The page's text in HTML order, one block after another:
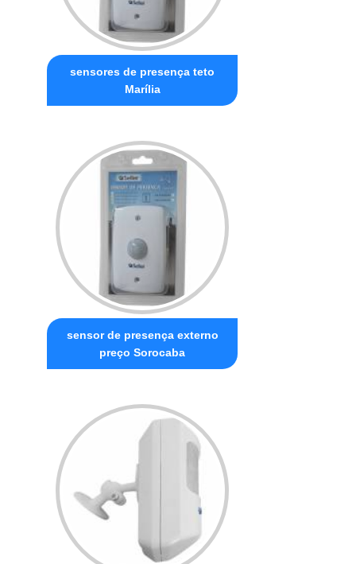
sensores de presença teto
Marília
sensor de presença externo
preço Sorocaba